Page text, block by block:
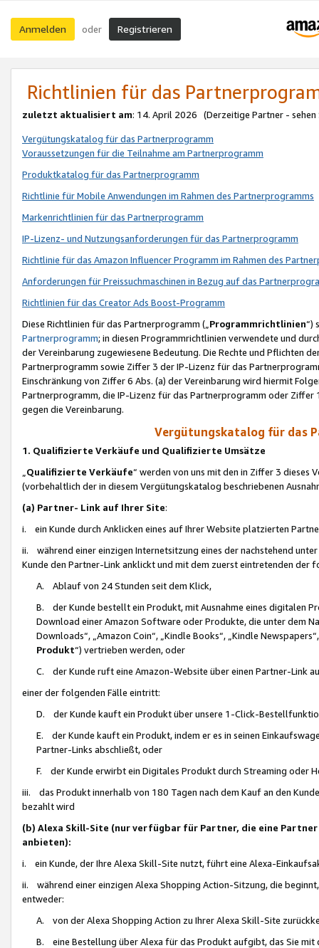
Anmelden oder Registrieren
Richtlinien für das
zuletzt aktualisiert am: 14. April 2026 (Derzeitige Partner - sehen
Vergütungskatalog für das Partnerprogramm
Voraussetzungen für die Teilnahme am Partnerprogramm
Produktkatalog für das Partnerprogramm
Richtlinie für Mobile Anwendungen im Rahmen des Partnerprogramms
Markenrichtlinien für das Partnerprogramm
IP-Lizenz- und Nutzungsanforderungen für das Partnerprogramm
Richtlinie für das Amazon Influencer Programm im Rahmen des
Anforderungen für Preissuchmaschinen in Bezug auf das
Richtlinien für das Creator Ads Boost-Programm
Diese Richtlinien für das Partnerprogramm („Programmrichtlinien“)
Partnerprogramm; in diesen Programmrichtlinien verwendete und
der Vereinbarung zugewiesene Bedeutung. Die Rechte und Pflichten
Partnerprogramm sowie Ziffer 3 der IP-Lizenz für das
Einschränkung von Ziffer 6 Abs. (a) der Vereinbarung wird hiermit
Partnerprogramm, die IP-Lizenz für das Partnerprogramm oder
gegen die Vereinbarung.
Vergütungskatalog für das
1. Qualifizierte Verkäufe und Qualifizierte Umsätze
Qualifizierte Verkäufe“ werden von uns mit den in Ziffer 3
(vorbehaltlich der in diesem Vergütungskatalog beschriebenen
(a) Partner- Link auf Ihrer Site:
i. ein Kunde durch Anklicken eines auf Ihrer Website platzierten
ii. während einer einzigen Internetsitzung eines der nachstehend
Kunde den Partner-Link anklickt und mit dem zuerst eintretenden der
A. Ablauf von 24 Stunden seit dem Klick,
B. der Kunde bestellt ein Produkt, mit Ausnahme eines digitalen
Download einer Amazon Software oder Produkte, die unter dem
Downloads“, „Amazon Coin“, „Kindle Books“, „Kindle
Produkt“) vertrieben werden, oder
C. der Kunde ruft eine Amazon-Website über einen Partner-Link
einer der folgenden Fälle eintritt:
D. der Kunde kauft ein Produkt über unsere 1-Click-
E. der Kunde kauft ein Produkt, indem er es in seinen
Partner-Links abschließt, oder
F. der Kunde erwirbt ein Digitales Produkt durch Streaming oder
iii. das Produkt innerhalb von 180 Tagen nach dem Kauf an den
bezahlt wird
(b) Alexa Skill-Site (nur verfügbar für Partner, die eine
anbieten):
i. ein Kunde, der Ihre Alexa Skill-Site nutzt, führt eine Alexa-
ii. während einer einzigen Alexa Shopping Action-Sitzung, die
entweder:
A. von der Alexa Shopping Action zu Ihrer Alexa Skill-Site
B. eine Bestellung über Alexa für das Produkt aufgibt, das Sie mit